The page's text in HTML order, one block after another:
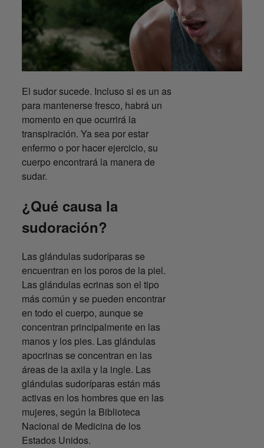
El sudor sucede. Incluso si es un as
para mantenerse fresco, habrá un
momento en que ocurrirá la
transpiración. Ya sea por estar
enfermo o por hacer ejercicio, su
cuerpo encontrará la manera de
sudar.
¿Qué causa la
sudoración?
Las glándulas sudoríparas se
encuentran en los poros de la piel.
Las glándulas ecrinas son el tipo
más común y se pueden encontrar
en todo el cuerpo, aunque se
concentran principalmente en las
manos y los pies. Las glándulas
apocrinas se concentran en las
áreas de la axila y la ingle. Las
glándulas sudoríparas están más
activas en los hombres que en las
mujeres, según la Biblioteca
Nacional de Medicina de los
Estados Unidos.